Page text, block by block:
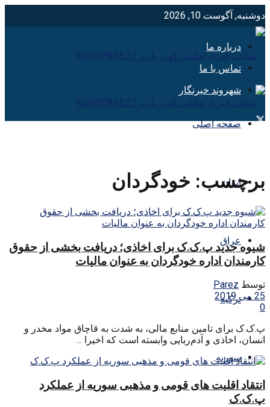
دوشنبه, آگوست 10, 2026
درباره ما
تماس با ما
شهروند خبرنگار
صفحه اصلی
ایران
عراق
ترکیه
سوریه
برچسب: خودگردان
شیوه جدید پ.ک.ک برای اخاذی؛ دریافت بخشی از حقوق
کارمندان اداره خودگردان به عنوان مالیات
توسط Parez
25 می 2019
0
پ.ک.ک برای تامین منابع مالی، به شدت به قاچاق مواد مخدر و
انسان، اخاذی و آدم‌ربایی وابسته است که اخیرا ...
انتقاد اقلیت های قومی و مذهبی سوریه از عملکرد
پ.ک.ک